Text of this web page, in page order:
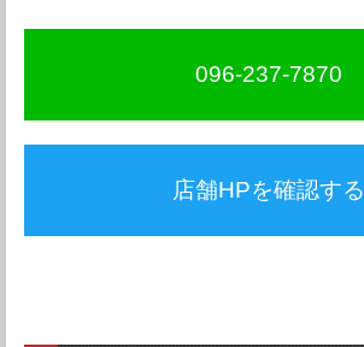
096-237-7870
店舗HPを確認する